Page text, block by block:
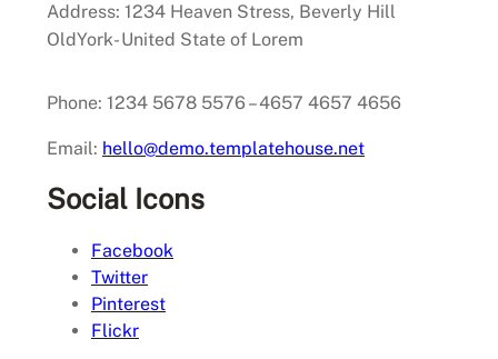
Address: 1234 Heaven Stress, Beverly Hill
OldYork- United State of Lorem
Phone: 1234 5678 5576 – 4657 4657 4656
Email: hello@demo.templatehouse.net
Social Icons
Facebook
Twitter
Pinterest
Flickr